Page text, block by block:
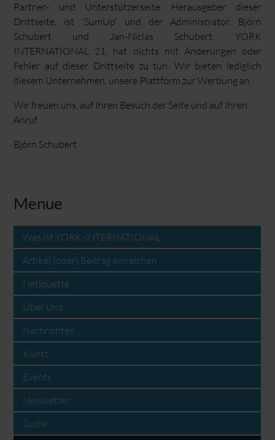
Partner- und Unterstützerseite. Herausgeber dieser
Drittseite, ist 'SumUp' und der Administrator, Björn
Schubert und Jan-Niclas Schubert. YORK
INTERNATIONAL 21, hat nichts mit Änderungen oder
Fehler auf dieser Drittseite zu tun. Wir bieten lediglich
diesem Unternehmen, unsere Plattform zur Werbung an.
Wir freuen uns, auf Ihren Besuch der Seite und auf Ihren
Anruf.
Björn Schubert
Menue
Was ist YORK-INTERNATIONAL
Artikel (oder) Beitrag einreichen
Netiquette
Über Uns
Nachrichten
Kunst
Events
Newsletter
Suche